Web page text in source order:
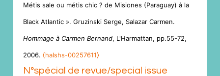
Métis sale ou métis chic ? de Misiones (Paraguay) à la
Black Atlantic ». Gruzinski Serge, Salazar Carmen.
Hommage à Carmen Bernand, L'Harmattan, pp.55-72,
2006. ⟨halshs-00257611⟩
N°spécial de revue/special issue